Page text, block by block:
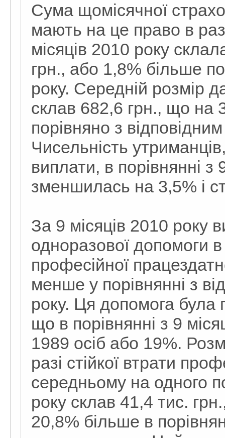
Сума щомісячної
мають на це право в
місяців 2010 року
грн., або 1,8% більше
року. Середній розмір
склав 682,6 грн., що на
порівняно з
Чисельність
виплати, в порівнянні
зменшилась на 3,5% і
За 9 місяців 2010 року
одноразової допомоги в
професійної
менше у порівнянні з
року. Ця допомога була
що в порівнянні з 9
1989 осіб або 19%.
разі стійкої втрати
середньому на одного
року склав 41,4 тис.
20,8% більше в